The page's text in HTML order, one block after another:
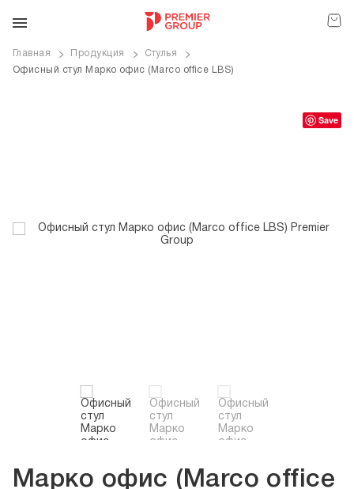
Главная Продукция
Стулья
Офисный стул Марко офис (Marco office LBS)
Save
Марко офис (Marco office